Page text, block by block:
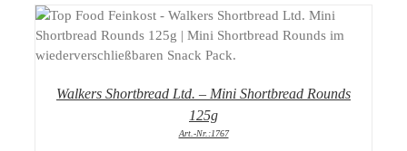
DETAILS
Walkers Shortbread Ltd. – Mini Shortbread Rounds
125g
Art.-Nr.:1767